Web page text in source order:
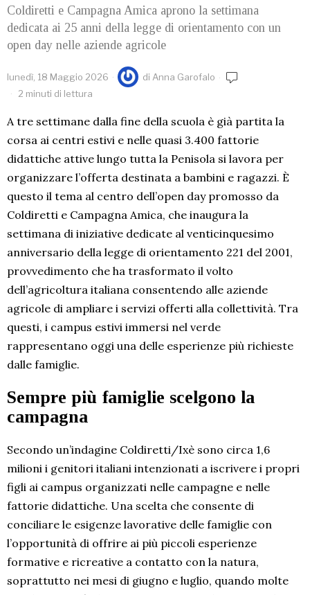
Coldiretti e Campagna Amica aprono la settimana
dedicata ai 25 anni della legge di orientamento con un
open day nelle aziende agricole
lunedì, 18 Maggio 2026 di Anna Garofalo
2 minuti di lettura
A tre settimane dalla fine della scuola è già partita la
corsa ai centri estivi e nelle quasi 3.400 fattorie
didattiche attive lungo tutta la Penisola si lavora per
organizzare l’offerta destinata a bambini e ragazzi. È
questo il tema al centro dell’open day promosso da
Coldiretti e Campagna Amica, che inaugura la
settimana di iniziative dedicate al venticinquesimo
anniversario della legge di orientamento 221 del 2001,
provvedimento che ha trasformato il volto
dell’agricoltura italiana consentendo alle aziende
agricole di ampliare i servizi offerti alla collettività. Tra
questi, i campus estivi immersi nel verde
rappresentano oggi una delle esperienze più richieste
dalle famiglie.
Sempre più famiglie scelgono la
campagna
Secondo un’indagine Coldiretti/Ixè sono circa 1,6
milioni i genitori italiani intenzionati a iscrivere i propri
figli ai campus organizzati nelle campagne e nelle
fattorie didattiche. Una scelta che consente di
conciliare le esigenze lavorative delle famiglie con
l’opportunità di offrire ai più piccoli esperienze
formative e ricreative a contatto con la natura,
soprattutto nei mesi di giugno e luglio, quando molte